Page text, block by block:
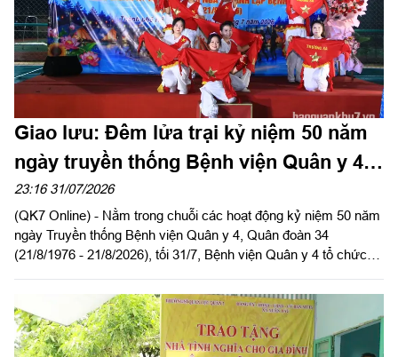
Giao lưu: Đêm lửa trại kỷ niệm 50 năm
ngày truyền thống Bệnh viện Quân y 4,
Quân đoàn 34
23:16 31/07/2026
(QK7 Online) - Nằm trong chuỗi các hoạt động kỷ niệm 50 năm
ngày Truyền thống Bệnh viện Quân y 4, Quân đoàn 34
(21/8/1976 - 21/8/2026), tối 31/7, Bệnh viện Quân y 4 tổ chức
Cống hiến - Phát triển”.